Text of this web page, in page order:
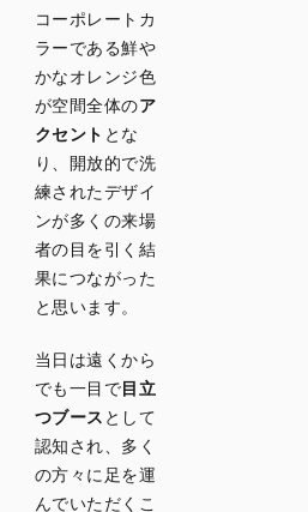
コーポレートカ
ラーである鮮や
かなオレンジ色
が空間全体のア
クセント とな
り、開放的で洗
練されたデザイ
ンが多くの来場
者の目を引く結
果につながった
と思います。
当日は遠くから
でも一目で目立
つブース として
認知され、多く
の方々に足を運
んでいただくこ